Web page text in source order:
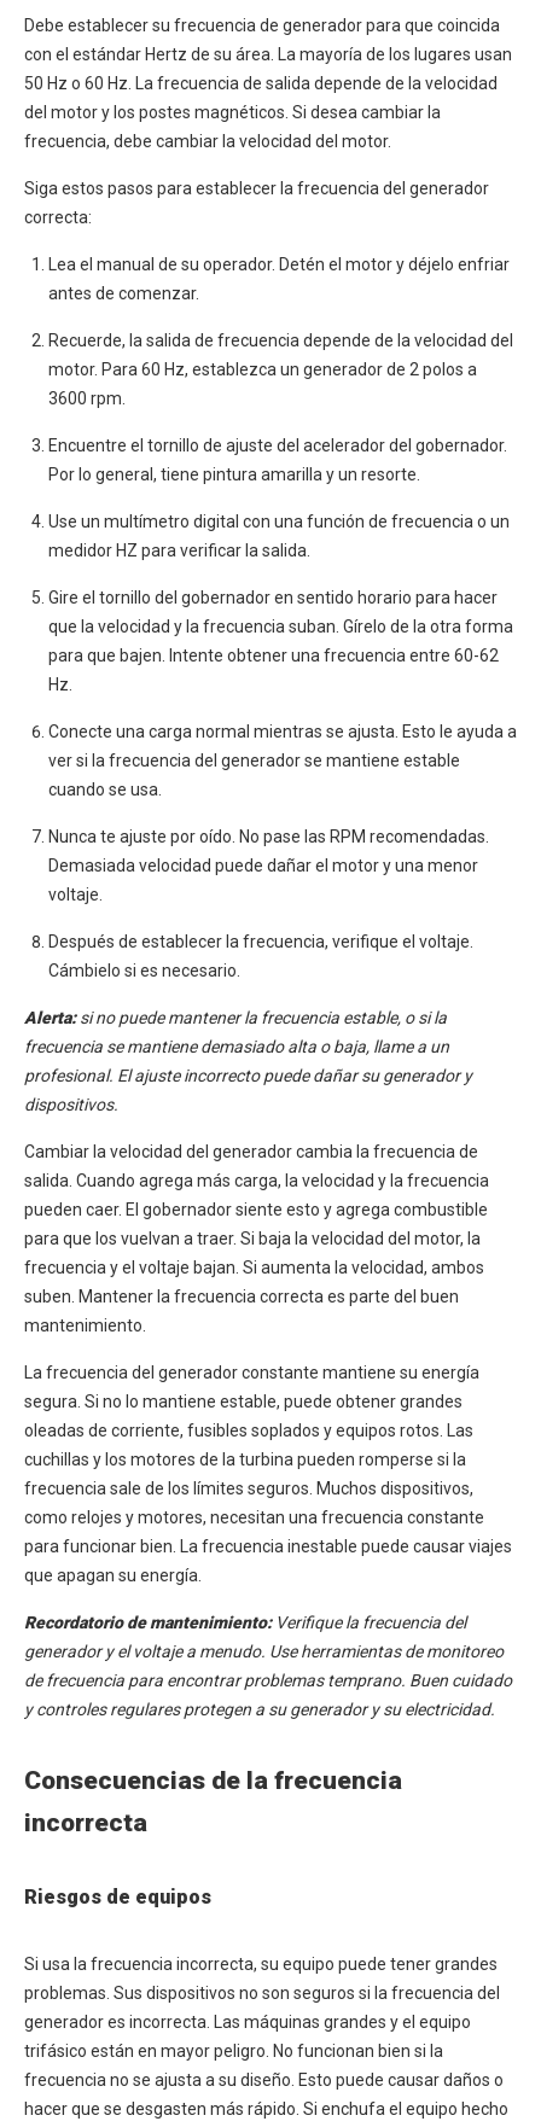
Debe establecer su frecuencia de generador para que coincida
con el estándar Hertz de su área. La mayoría de los lugares usan
50 Hz o 60 Hz. La frecuencia de salida depende de la velocidad
del motor y los postes magnéticos. Si desea cambiar la
frecuencia, debe cambiar la velocidad del motor.
Siga estos pasos para establecer la frecuencia del generador
correcta:
Lea el manual de su operador. Detén el motor y déjelo enfriar
antes de comenzar.
Recuerde, la salida de frecuencia depende de la velocidad del
motor. Para 60 Hz, establezca un generador de 2 polos a
3600 rpm.
Encuentre el tornillo de ajuste del acelerador del gobernador.
Por lo general, tiene pintura amarilla y un resorte.
Use un multímetro digital con una función de frecuencia o un
medidor HZ para verificar la salida.
Gire el tornillo del gobernador en sentido horario para hacer
que la velocidad y la frecuencia suban. Gírelo de la otra forma
para que bajen. Intente obtener una frecuencia entre 60-62
Hz.
Conecte una carga normal mientras se ajusta. Esto le ayuda a
ver si la frecuencia del generador se mantiene estable
cuando se usa.
Nunca te ajuste por oído. No pase las RPM recomendadas.
Demasiada velocidad puede dañar el motor y una menor
voltaje.
Después de establecer la frecuencia, verifique el voltaje.
Cámbielo si es necesario.
Alerta:si no puede mantener la frecuencia estable, o si la
frecuencia se mantiene demasiado alta o baja, llame a un
profesional. El ajuste incorrecto puede dañar su generador y
dispositivos.
Cambiar la velocidad del generador cambia la frecuencia de
salida. Cuando agrega más carga, la velocidad y la frecuencia
pueden caer. El gobernador siente esto y agrega combustible
para que los vuelvan a traer. Si baja la velocidad del motor, la
frecuencia y el voltaje bajan. Si aumenta la velocidad, ambos
suben. Mantener la frecuencia correcta es parte del buen
mantenimiento.
La frecuencia del generador constante mantiene su energía
segura. Si no lo mantiene estable, puede obtener grandes
oleadas de corriente, fusibles soplados y equipos rotos. Las
cuchillas y los motores de la turbina pueden romperse si la
frecuencia sale de los límites seguros. Muchos dispositivos,
como relojes y motores, necesitan una frecuencia constante
para funcionar bien. La frecuencia inestable puede causar viajes
que apagan su energía.
Recordatorio de mantenimiento: Verifique la frecuencia del
generador y el voltaje a menudo. Use herramientas de monitoreo
de frecuencia para encontrar problemas temprano. Buen cuidado
y controles regulares protegen a su generador y su electricidad.
Consecuencias de la frecuencia
incorrecta
Riesgos de equipos
Si usa la frecuencia incorrecta, su equipo puede tener grandes
problemas. Sus dispositivos no son seguros si la frecuencia del
generador es incorrecta. Las máquinas grandes y el equipo
trifásico están en mayor peligro. No funcionan bien si la
frecuencia no se ajusta a su diseño. Esto puede causar daños o
hacer que se desgasten más rápido. Si enchufa el equipo hecho